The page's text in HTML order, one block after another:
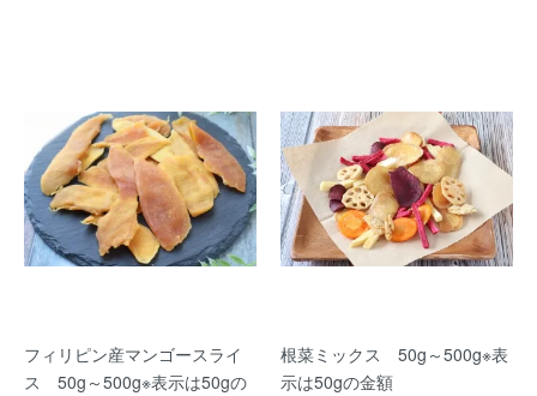
フィリピン産マンゴースライ
ス 50g～500g※表示は50gの
根菜ミックス 50g～500g※表
示は50gの金額